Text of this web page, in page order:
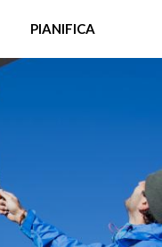
PIANIFICA